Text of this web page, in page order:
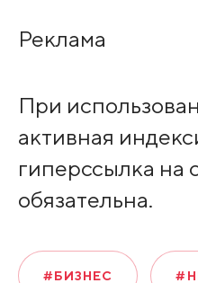
Peклaмa
При
активная
гиперссылка на
обязательна.
#БИЗНЕС